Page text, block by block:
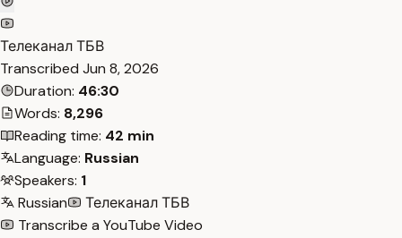
Телеканал ТБВ
Transcribed Jun 8, 2026
Duration: 46:30
Words: 8,296
Reading time: 42 min
Language: Russian
Speakers: 1
Russian
Телеканал ТБВ
Transcribe a YouTube Video